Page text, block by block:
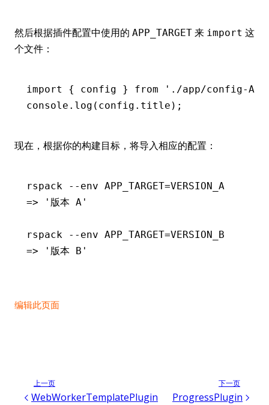
然后根据插件配置中使用的 APP_TARGET 来 import 这
个文件：
import { config } from './app/config-
console .log ( config .title);
现在，根据你的构建目标，将导入相应的配置：
rspack --env APP_TARGET=VERSION_A
=> '版本 A'
rspack --env APP_TARGET=VERSION_B
=> '版本 B'
编辑此页面
上一页
WebWorkerTemplatePlugin
下一页
ProgressPlugin